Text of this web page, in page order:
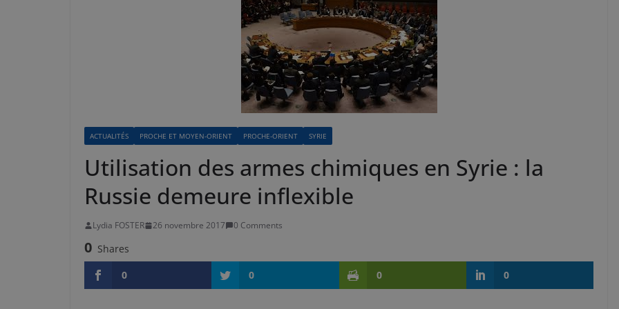
ACTUALITÉS PROCHE ET MOYEN-ORIENT PROCHE-ORIENT SYRIE
Utilisation des armes chimiques en Syrie : la
Russie demeure inflexible
Lydia FOSTER 26 novembre 2017 0 Comments
0 Shares
0
0 0 0